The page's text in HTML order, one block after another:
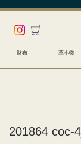
財布 革小物
201864 coc-